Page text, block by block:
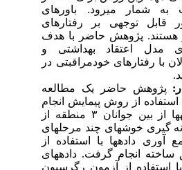
شمار می­رود. باورهای
قابل توجهی بر رفتارهای
هستند. پژوهش حاضر با هدف
مدل اعتقاد بهداشتی و
با رفتارهای خودمراقبتی در
پژوهش حاضر یک مطالعه
از روش پیمایش انجام
شده است. نمونه­ها از بین جوانان ۳ منطقه از
گیری خوشه­ای چند مرحله­ای
داده­ها با استفاده از
انجام گرفت. داده­های
از آزمون­ رگرسیون